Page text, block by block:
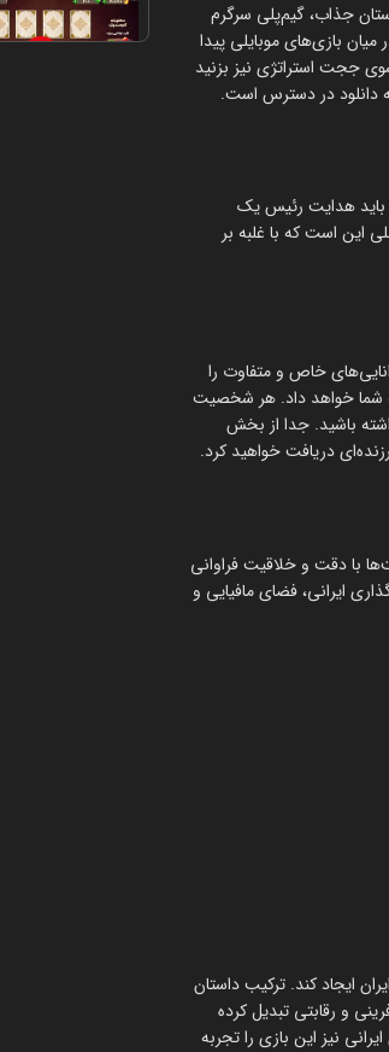
جذاب، گیم‌پلی سرگرم
بازی‌های موبایلی پیدا
ججت استراتژی نیز بزنید
دانلود در دسترس است.
باید هدایت رئیس یک
این است که با غلبه بر
خاص و متفاوت را
به شما خواهد داد. هر شخصیت
باشید. جدا از بخش
دریافت خواهید کرد.
با دقت و خلاقیت فراوانی
ایرانی، فضای مافیایی و
ایجاد کند. ترکیب داستان
و رقابتی تبدیل کرده
نیز این بازی را تجربه